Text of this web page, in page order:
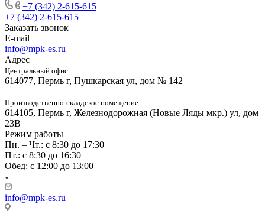
+7 (342) 2-615-615
+7 (342) 2-615-615
Заказать звонок
E-mail
info@mpk-es.ru
Адрес
Центральный офис
614077, Пермь г, Пушкарская ул, дом № 142
Производственно-складское помещение
614105, Пермь г, Железнодорожная (Новые Ляды мкр.) ул, дом
23В
Режим работы
Пн. – Чт.: с 8:30 до 17:30
Пт.: с 8:30 до 16:30
Обед: с 12:00 до 13:00
info@mpk-es.ru